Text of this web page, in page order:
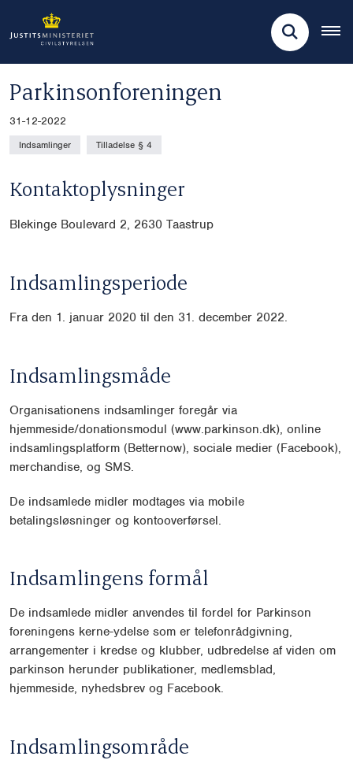
Parkinsonforeningen
31-12-2022
Indsamlinger Tilladelse § 4
Kontaktoplysninger
Blekinge Boulevard 2, 2630 Taastrup
Indsamlingsperiode
Fra den 1. januar 2020 til den 31. december 2022.
Indsamlingsmåde
Organisationens indsamlinger foregår via
hjemmeside/donationsmodul (www.parkinson.dk), online
indsamlingsplatform (Betternow), sociale medier (Facebook),
merchandise, og SMS.
De indsamlede midler modtages via mobile
betalingsløsninger og kontooverførsel.
Indsamlingens formål
De indsamlede midler anvendes til fordel for Parkinson
foreningens kerne-ydelse som er telefonrådgivning,
arrangementer i kredse og klubber, udbredelse af viden om
parkinson herunder publikationer, medlemsblad,
hjemmeside, nyhedsbrev og Facebook.
Indsamlingsområde